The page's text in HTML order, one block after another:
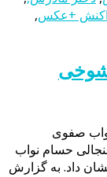
+عکس,
شوخی
صفوی
حسام نواب
داد. به گزارش